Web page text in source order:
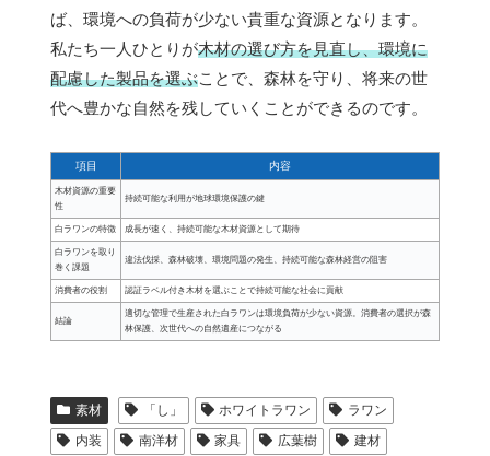
ば、環境への負荷が少ない貴重な資源となります。
私たち一人ひとりが木材の選び方を見直し、環境に
配慮した製品を選ぶことで、森林を守り、将来の世
代へ豊かな自然を残していくことができるのです。
項目 内容
木材資源の重要
性
持続可能な利用が地球環境保護の鍵
白ラワンの特徴 成長が速く、持続可能な木材資源として期待
白ラワンを取り
巻く課題
違法伐採、森林破壊、環境問題の発生、持続可能な森林経営の阻害
消費者の役割 認証ラベル付き木材を選ぶことで持続可能な社会に貢献
結論
適切な管理で生産された白ラワンは環境負荷が少ない資源。消費者の選択が森
林保護、次世代への自然遺産につながる
素材 「し」 ホワイトラワン
ラワン
内装
南洋材 家具 広葉樹
建材